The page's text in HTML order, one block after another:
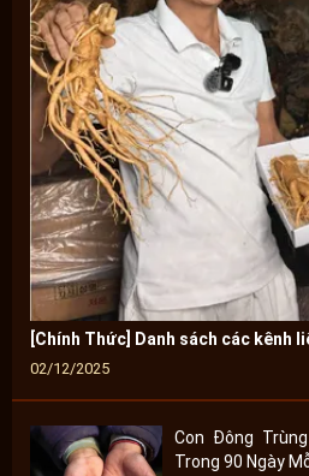
[Chính Thức] Danh sách các kênh
02/12/2025
Con Đông
Trong 90 Ngày